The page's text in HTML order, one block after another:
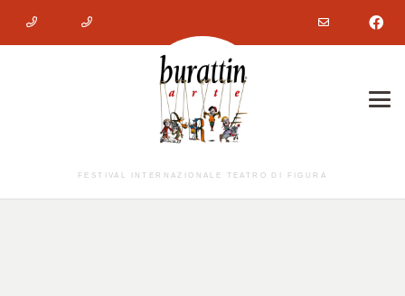
FESTIVAL INTERNAZIONALE TEATRO DI FIGURA